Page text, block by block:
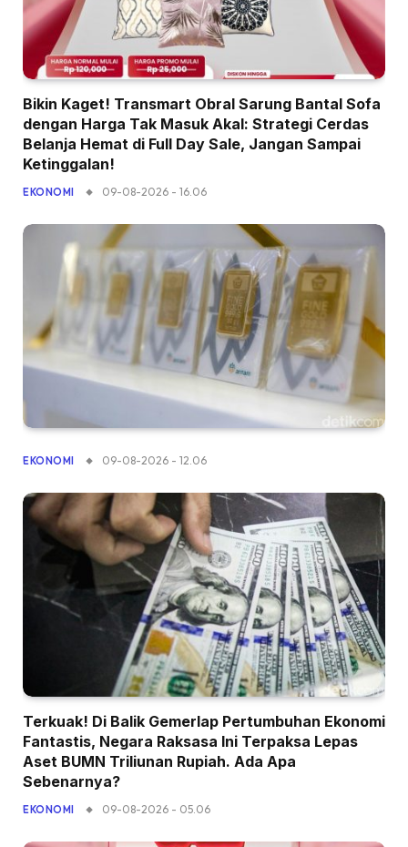
Bikin Kaget! Transmart Obral Sarung Bantal Sofa
dengan Harga Tak Masuk Akal: Strategi Cerdas
Belanja Hemat di Full Day Sale, Jangan Sampai
Ketinggalan!
EKONOMI 09-08-2026 - 16.06
EKONOMI 09-08-2026 - 12.06
Terkuak! Di Balik Gemerlap Pertumbuhan Ekonomi
Fantastis, Negara Raksasa Ini Terpaksa Lepas
Aset BUMN Triliunan Rupiah. Ada Apa
Sebenarnya?
EKONOMI 09-08-2026 - 05.06